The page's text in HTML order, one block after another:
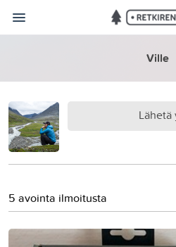
Ville
Lähetä
5 avointa ilmoitusta